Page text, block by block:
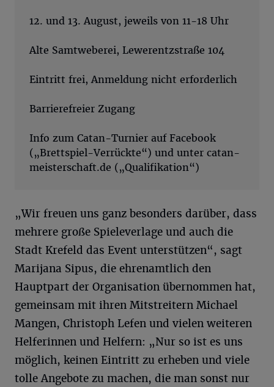
12. und 13. August, jeweils von 11-18 Uhr
Alte Samtweberei, Lewerentzstraße 104
Eintritt frei, Anmeldung nicht erforderlich
Barrierefreier Zugang
Info zum Catan-Turnier auf Facebook
(„Brettspiel-Verrückte“) und unter catan-
meisterschaft.de („Qualifikation“)
„Wir freuen uns ganz besonders darüber, dass
mehrere große Spieleverlage und auch die
Stadt Krefeld das Event unterstützen“, sagt
Marijana Sipus, die ehrenamtlich den
Hauptpart der Organisation übernommen hat,
gemeinsam mit ihren Mitstreitern Michael
Mangen, Christoph Lefen und vielen weiteren
Helferinnen und Helfern: „Nur so ist es uns
möglich, keinen Eintritt zu erheben und viele
tolle Angebote zu machen, die man sonst nur